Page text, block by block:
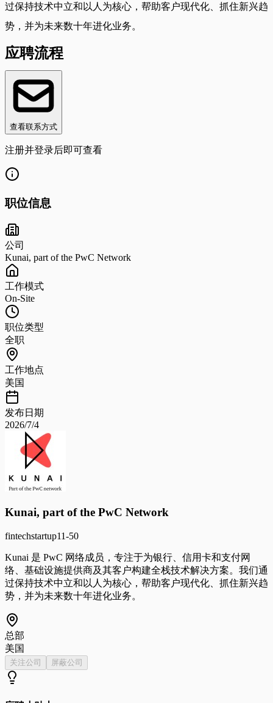
过保持技术中立和以人为核心，帮助客户现代化、抓住新兴趋
势，并为未来数十年进化业务。
应聘流程
查看联系方式
注册并登录后即可查看
职位信息
公司
Kunai, part of the PwC Network
工作模式
On-Site
职位类型
全职
工作地点
美国
发布日期
2026/7/4
Kunai, part of the PwC Network
fintechstartup11-50
Kunai 是 PwC 网络成员，专注于为银行、信用卡和支付网
络、基础设施提供商及其客户构建全栈技术解决方案。我们通
过保持技术中立和以人为核心，帮助客户现代化、抓住新兴趋
势，并为未来数十年进化业务。
总部
美国
关注公司 屏蔽公司